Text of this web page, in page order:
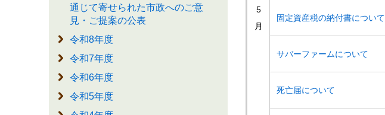
通じて寄せられた市政へのご意
見・ご提案の公表
令和8年度
令和7年度
令和6年度
令和5年度
5
月
固定資産税の納付書について
サバーファームについて
死亡届について